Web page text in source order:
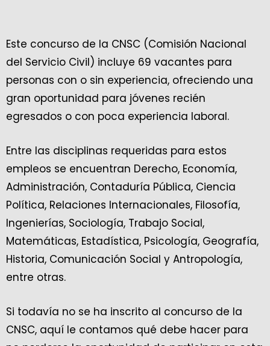
Este concurso de la CNSC (Comisión Nacional
del Servicio Civil) incluye 69 vacantes para
personas con o sin experiencia, ofreciendo una
gran oportunidad para jóvenes recién
egresados o con poca experiencia laboral.
Entre las disciplinas requeridas para estos
empleos se encuentran Derecho, Economía,
Administración, Contaduría Pública, Ciencia
Política, Relaciones Internacionales, Filosofía,
Ingenierías, Sociología, Trabajo Social,
Matemáticas, Estadística, Psicología, Geografía,
Historia, Comunicación Social y Antropología,
entre otras.
Si todavía no se ha inscrito al concurso de la
CNSC, aquí le contamos qué debe hacer para